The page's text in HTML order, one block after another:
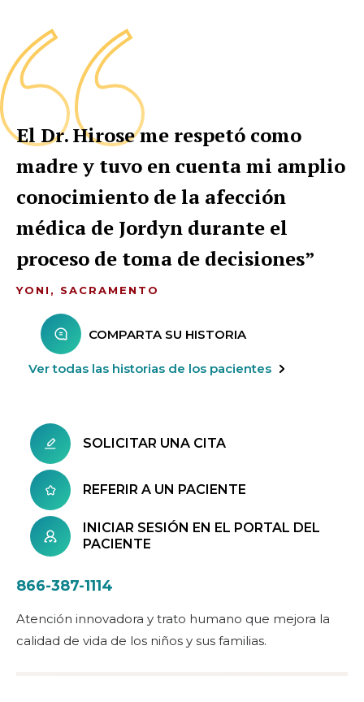
El Dr. Hirose me respetó como
madre y tuvo en cuenta mi amplio
conocimiento de la afección
médica de Jordyn durante el
proceso de toma de decisiones
YONI, SACRAMENTO
COMPARTA SU HISTORIA
Ver todas las historias de los pacientes
SOLICITAR UNA CITA
REFERIR A UN PACIENTE
INICIAR SESIÓN EN EL PORTAL DEL
PACIENTE
866-387-1114
Atención innovadora y trato humano que mejora la
calidad de vida de los niños y sus familias.